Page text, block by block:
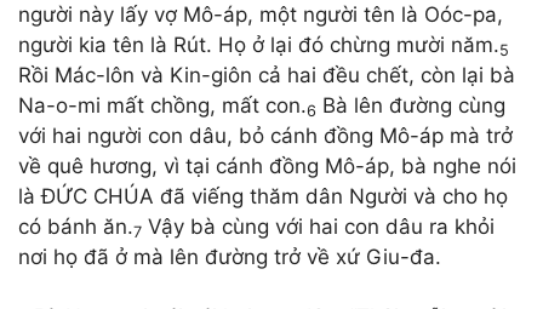
người này lấy vợ Mô-áp, một người tên là Oóc-pa,
người kia tên là Rút. Họ ở lại đó chừng mười năm.5
Rồi Mác-lôn và Kin-giôn cả hai đều chết, còn lại bà
Na-o-mi mất chồng, mất con.6 Bà lên đường cùng
với hai người con dâu, bỏ cánh đồng Mô-áp mà trở
về quê hương, vì tại cánh đồng Mô-áp, bà nghe nói
là ĐỨC CHÚA đã viếng thăm dân Người và cho họ
có bánh ăn.7 Vậy bà cùng với hai con dâu ra khỏi
nơi họ đã ở mà lên đường trở về xứ Giu-đa.